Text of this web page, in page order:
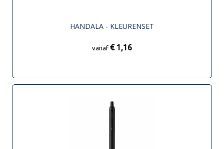
HANDALA - KLEURENSET
vanaf € 1,16